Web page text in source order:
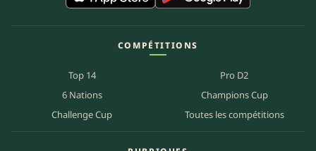
COMPÉTITIONS
Top 14
Pro D2
6 Nations
Champions Cup
Challenge Cup
Toutes les compétitions